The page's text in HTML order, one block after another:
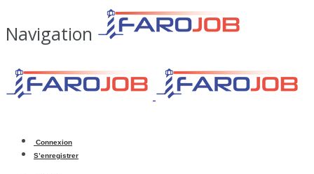
Navigation
Connexion
S’enregistrer